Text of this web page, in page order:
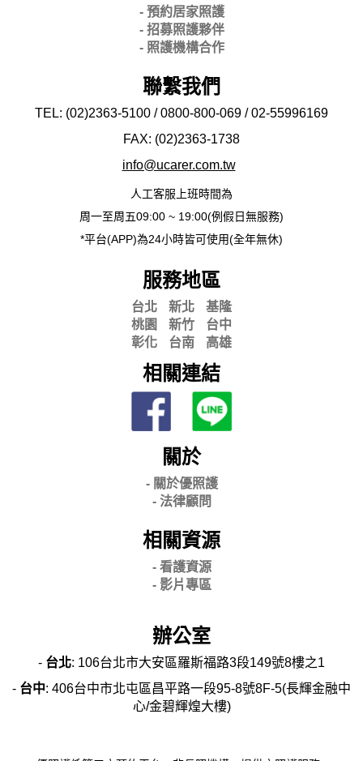
- 預約居家照護
- 招募照護夥伴
- 照護機構合作
聯繫我們
TEL: (02)2363-5100 / 0800-800-069 / 02-55996169
FAX: (02)2363-1738
info@ucarer.com.tw
人工客服上班時間為
周一至周五09:00 ~ 19:00(例假日無服務)
*平台(APP)為24小時皆可使用(全年無休)
服務地區
台北 新北
基隆
桃園
新竹
台中
彰化
台南 高雄
相關連結
關於
- 關於優照護
- 法律顧問
相關資源
- 看護資源
- 影片專區
辦公室
- 台北: 106台北市大安區羅斯福路3段149號8樓之1
- 台中: 406台中市北屯區昌平路一段95-8號8F-5(長輝金融中
心/金碧輝煌大樓)